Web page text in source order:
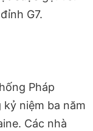
G7.
Pháp
niệm ba năm
Các nhà